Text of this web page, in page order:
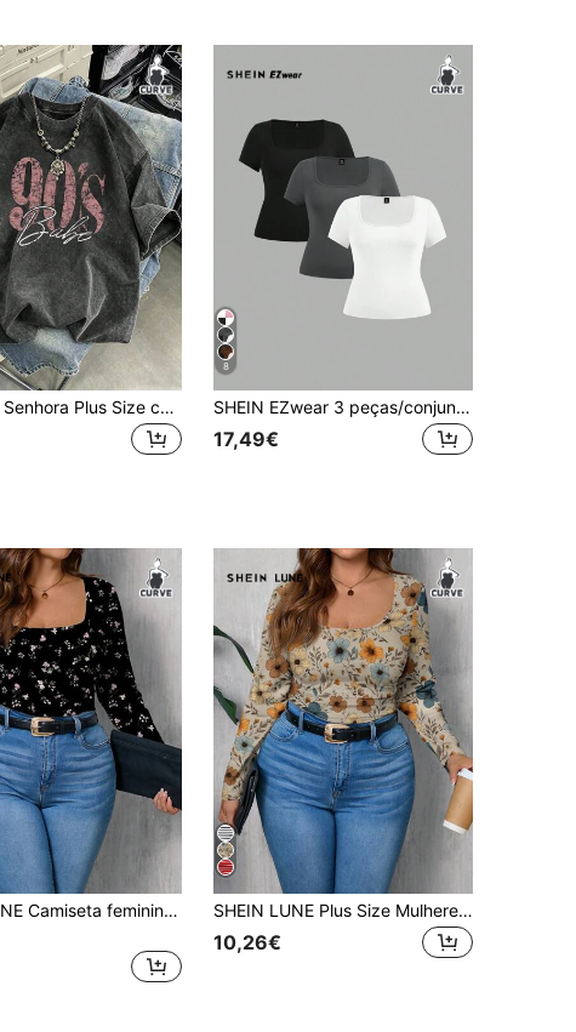
T-shirt de Senhora Plus Size com Estampa Vintage dos Anos 90, Padrão Retro de Letras Grandes, Casual, Manga Curta, Lavada, Preta, de Verão
8
SHEIN EZwear 3 peças/conjunto plus size feminino gola redonda manga curta cropped casual bodycon camisetas para o verão
17,49€
SHEIN LUNE Camiseta feminina plus size com estampa floral miúda, modelagem solta e decote quadrado, ideal para primavera e verão. Blusa casual para o outono.
SHEIN LUNE Plus Size Mulheres Casual Vintage Floral Padrão Slim Fit Manga Longa T-Shirt, Adequado Como Camada De Base Outono/Inverno
10,26€